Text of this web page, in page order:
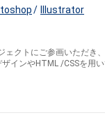
Illustrator
ェクトにご参画いただき
インやHTML /CSSを用